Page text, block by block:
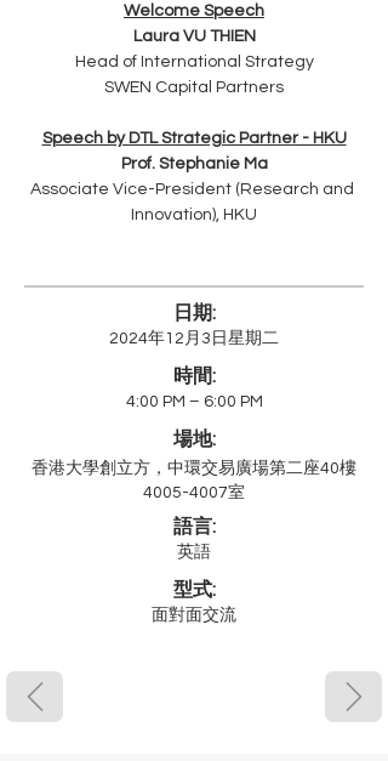
Welcome Speech
Laura VU THIEN
Head of International Strategy
SWEN Capital Partners
Speech by DTL Strategic Partner - HKU
Prof. Stephanie Ma
Associate Vice-President (Research and
Innovation), HKU
日期:
2024年12月3日星期二
時間:
4:00 PM – 6:00 PM
場地:
香港大學創立方，中環交易廣場第二座40樓
4005-4007室
語言:
英語
型式:
面對面交流